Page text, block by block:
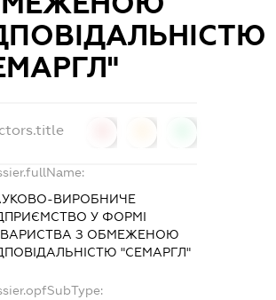
ВИРОБНИЧЕ
У ФОРМІ
З ОБМЕЖЕНОЮ
"СЕМАРГЛ"